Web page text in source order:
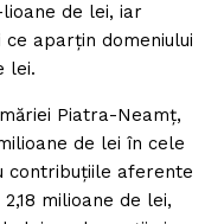
de lei, iar
aparţin domeniului
lei.
Piatra-Neamţ,
de lei în cele
contribuţiile aferente
milioane de lei,